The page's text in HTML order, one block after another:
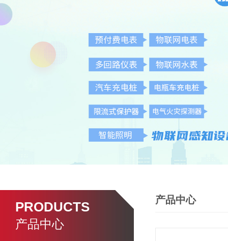
PRODUCTS
产品中心
产品中心